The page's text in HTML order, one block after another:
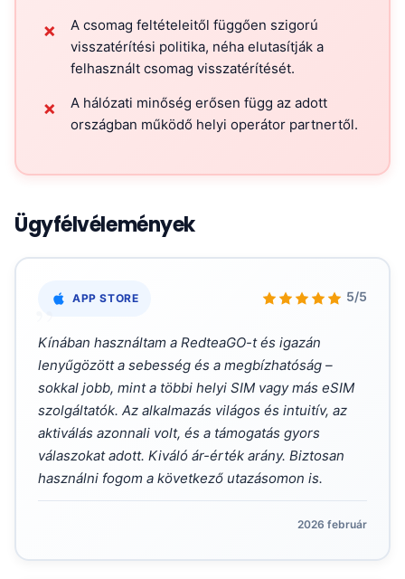
✗
A csomag feltételeitől függően szigorú
visszatérítési politika, néha elutasítják a
felhasznált csomag visszatérítését.
✗
A hálózati minőség erősen függ az adott
országban működő helyi operátor partnertől.
Ügyfélvélemények
APP STORE 5/5
Kínában használtam a RedteaGO-t és igazán
lenyűgözött a sebesség és a megbízhatóság –
sokkal jobb, mint a többi helyi SIM vagy más eSIM
szolgáltatók. Az alkalmazás világos és intuitív, az
aktiválás azonnali volt, és a támogatás gyors
válaszokat adott. Kiváló ár-érték arány. Biztosan
használni fogom a következő utazásomon is.
2026 február